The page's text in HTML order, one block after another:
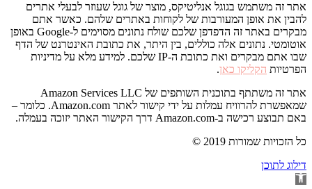
אתר זה משתמש בגוגל אנליטיקס, מוצר של גוגל שעוזר לבעלי אתרים
להבין את אופן המעורבות של לקוחות באתרים שלהם. כאשר אתם
מבקרים באתר זה הדפדפן שלכם שולח נתונים מסוימים ל-Google באופן
אוטומטי. נתונים אלה כוללים, בין היתר, את כתובת האינטרנט של הדף
שבו אתם מבקרים ואת כתובת ה-IP שלכם. למידע מלא על מדיניות
הפרטיות הקליקו כאן.
אתר זה משתתף בתוכנית השותפים של Amazon Services LLC
שמאפשרת להרוויח עמלות על ידי קישור לאתר Amazon.com. כלומר –
באם תבוצע רכישה ב-Amazon.com דרך הקישור האתר יזוכה בעמלה.
© 2019 כל הזכויות שמורות
דילוג לתוכן
פתח